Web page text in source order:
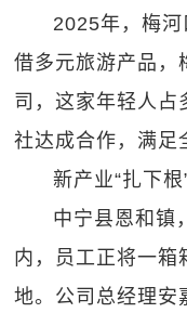
2025年，梅
借多元旅游产品，
司，这家年轻人占
社达成合作，满足
新产业“扎下根
中宁县恩和镇
内，员工正将一箱
地。公司总经理安